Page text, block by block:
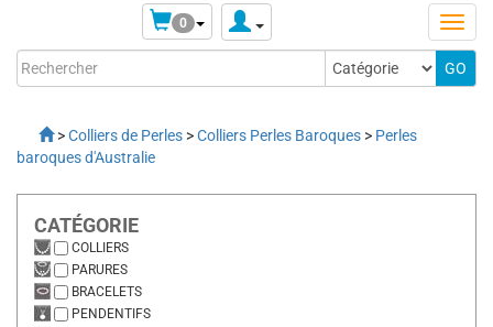
0
>Colliers de Perles >Colliers Perles Baroques > Perles
baroques d'Australie
CATÉGORIE
COLLIERS
PARURES
BRACELETS
PENDENTIFS